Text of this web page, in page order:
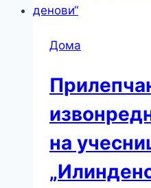
Дома
на